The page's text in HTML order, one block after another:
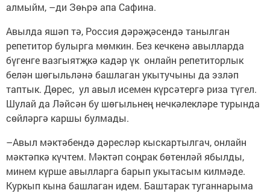
алмыйм, –ди Зөһрә апа Сафина.
Авылда яшәп тә, Россия дәрәҗәсендә танылган
репетитор булырга мөмкин. Без кечкенә авылларда
бүгенге вазгыятҗкә кадәр үк онлайн репетиторлык
белән шөгыльләнә башлаган укытучыны да эзләп
таптык. Дөрес, ул авыл исемен күрсәтергә риза түгел.
Шулай да Ләйсән бу шөгыльнең нечкәлекләре турында
сөйләргә каршы булмады.
–Авыл мәктәбендә дәресләр кыскартылгач, онлайн
мәктәпкә күчтем. Мәктәп соңрак бөтенләй ябылды,
минем күрше авылларга барып укытасым килмәде.
Куркып кына башлаган идем. Баштарак туганнарыма